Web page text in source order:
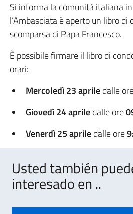
Si informa la comunità italiana
l’Ambasciata è aperto un libro di
scomparsa di Papa Francesco.
È possibile firmare il libro di
orari:
Mercoledì 23 apriledalle ore
Giovedì 24 apriledalle ore
Venerdì 25 apriledalle ore
Usted también
interesado en ..